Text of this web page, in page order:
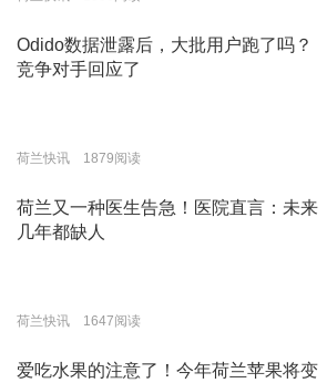
Odido数据泄露后，大批用户跑了吗？
竞争对手回应了
荷兰快讯 1879阅读
荷兰又一种医生告急！医院直言：未来
几年都缺人
荷兰快讯 1647阅读
爱吃水果的注意了！今年荷兰苹果将变